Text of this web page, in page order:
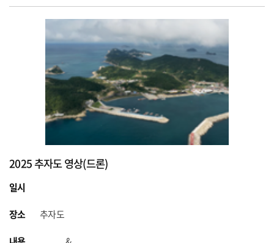
2025 추자도 영상(드론)
일시
장소
추자도